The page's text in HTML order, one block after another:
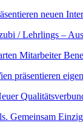
neuen
/ Lehrlings –
Mitarbeiter
präsentieren
Gemeinsam